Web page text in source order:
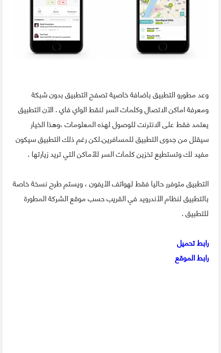
وعد مطورو التطبيق باضافة خاصية تصفح التطبيق بدون شبكة
ومعرفة اماكن الاتصال وكلمات السر لنقط الواي فاي . الآن التطبيق
يعتمد فقط على الانترنت للوصول لهذه المعلومات ،وهذا الخيار
سيقلل من جدوى التطبيق للمسافرين.لكن رغم ذلك التطبيق سيكون
مفيد لك وتستطيع تخزين كلمات السر للأماكن التي تريد زيارتها .
التطبيق متوفرر حاليا فقط لهواتف الأيفون ، ويستم طرح نسخة خاصة
بالتطبيق لنظام الأندرويد في القريب حسب موقع الشركة المطورة
للتطبيق .
رابط تحميل
رابط الموقع